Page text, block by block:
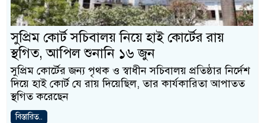
সুপ্রিম কোর্ট সচিবালয় নিয়ে হাই কোর্টের রায়
স্থগিত, আপিল শুনানি ১৬ জুন
সুপ্রিম কোর্টের জন্য পৃথক ও স্বাধীন সচিবালয় প্রতিষ্ঠার নির্দেশ
দিয়ে হাই কোর্ট যে রায় দিয়েছিল, তার কার্যকারিতা আপাতত
স্থগিত করেছেন
বিস্তারিত..